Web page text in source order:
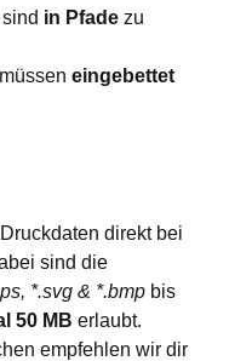
sind in Pfade zu
müssen eingebettet
direkt bei
sind die
*.svg & *.bmp bis
50 MB erlaubt.
empfehlen wir dir